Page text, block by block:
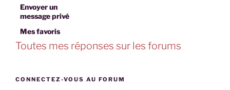
Envoyer un
message privé
Mes favoris
Toutes mes réponses sur les forums
CONNECTEZ-VOUS AU FORUM